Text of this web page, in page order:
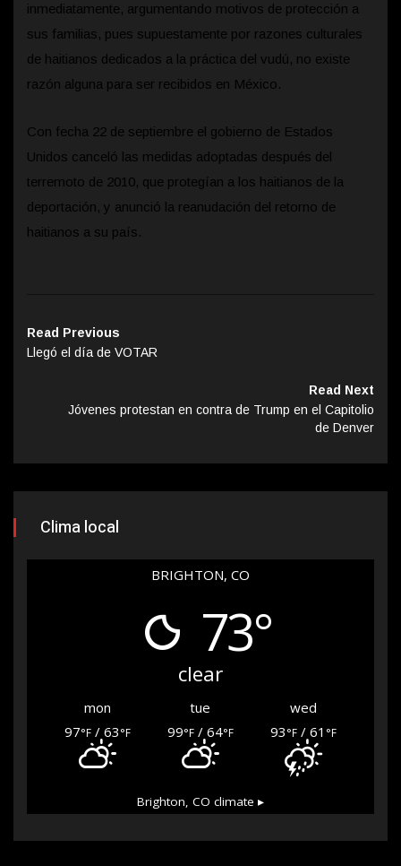
inmediatamente, argumentando motivos de protección a
sus familias, pues supuestamente por razones culturales
de haitianos dedicados a la práctica del vudú, no existe
razón alguna para ser recibidos en México.
Con fecha 22 de septiembre el gobierno de Estados
Unidos canceló las medidas adoptadas después del
terremoto de 2010, que protegían a los haitianos de la
deportación, y anunció la reanudación del retorno de
haitianos a su país.
Read Previous
Llegó el día de VOTAR
Read Next
Jóvenes protestan en contra de Trump en el Capitolio
de Denver
Clima local
BRIGHTON, CO
73°
clear
mon tue
wed
97°F / 63°F 99°F/ 64°F 93°F/ 61 °F
Brighton, CO climate ▸